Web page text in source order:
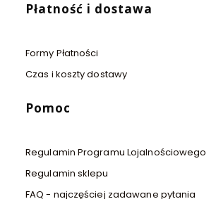
Płatność i dostawa
Formy Płatności
Czas i koszty dostawy
Pomoc
Regulamin Programu Lojalnościowego
Regulamin sklepu
FAQ - najczęściej zadawane pytania